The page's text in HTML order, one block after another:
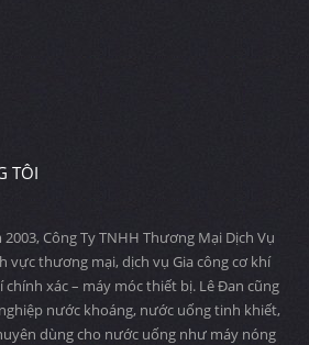
TÔI
Công Ty TNHH Thương Mại Dịch Vụ
vực thương mại, dịch vụ Gia công cơ khí
chính xác – máy móc thiết bị. Lê Đan cũng
nước khoáng, nước uống tinh khiết,
dùng cho nước uống như máy nóng